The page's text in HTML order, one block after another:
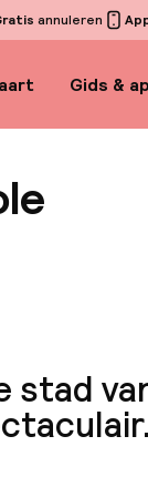
annuleren
Gids &
stad